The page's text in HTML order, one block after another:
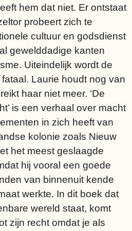
hem dat niet. Er ontstaat
probeert zich te
cultuur en godsdienst
gewelddadige kanten
Uiteindelijk wordt de
Laurie houdt nog van
haar niet meer. ‘De
is een verhaal over macht
in zich heeft van
kolonie zoals Nieuw
het meest geslaagde
hij vooral een goede
van binnenuit kende
werkte. In dit boek dat
wereld staat, komt
zijn recht omdat je als